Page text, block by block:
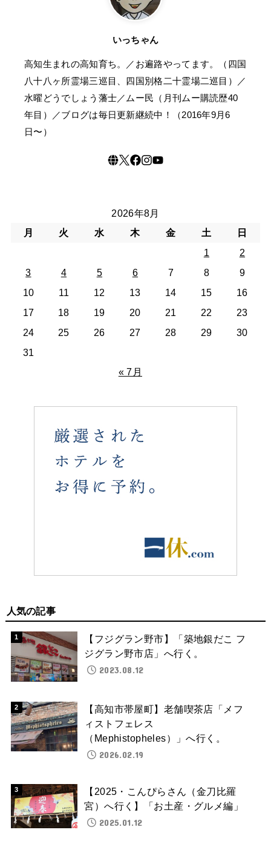
いっちゃん
高知生まれの高知育ち。／お遍路やってます。（四国
八十八ヶ所霊場三巡目、四国別格二十霊場二巡目）／
水曜どうでしょう藩士／ムー民（月刊ムー購読歴40
年目）／ブログは毎日更新継続中！（2016年9月6
日〜）
2026年8月
月
火 水 木 金 土
日
1
2
3
4 5 6 7 8
9
10
11 12 13 14 15
16
17
18 19 20 21 22
23
24
25 26 27 28 29
30
31
« 7月
人気の記事
【フジグラン野市】「築地銀だこ フ
ジグラン野市店」へ行く。
2023.08.12
【高知市帯屋町】老舗喫茶店「メフ
ィストフェレス
（Mephistopheles）」へ行く。
2026.02.19
【2025・こんぴらさん（金刀比羅
宮）へ行く】「お土産・グルメ編」
2025.01.12